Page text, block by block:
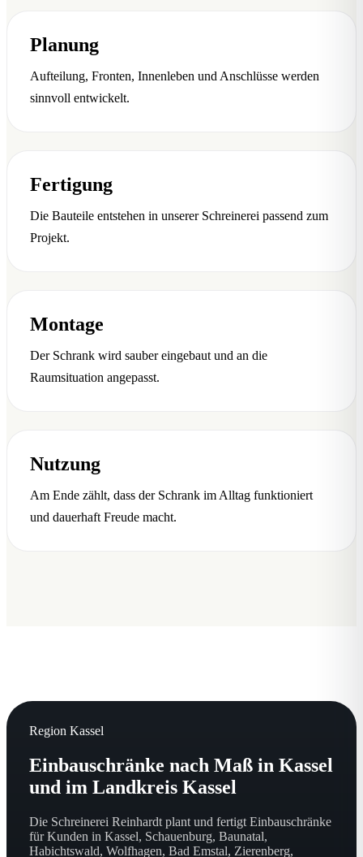
Planung
Aufteilung, Fronten, Innenleben und Anschlüsse werden
sinnvoll entwickelt.
Fertigung
Die Bauteile entstehen in unserer Schreinerei passend zum
Projekt.
Montage
Der Schrank wird sauber eingebaut und an die
Raumsituation angepasst.
Nutzung
Am Ende zählt, dass der Schrank im Alltag funktioniert
und dauerhaft Freude macht.
Region Kassel
Einbauschränke nach Maß in Kassel
und im Landkreis Kassel
Die Schreinerei Reinhardt plant und fertigt Einbauschränke
für Kunden in Kassel, Schauenburg, Baunatal,
Habichtswald, Wolfhagen, Bad Emstal, Zierenberg,